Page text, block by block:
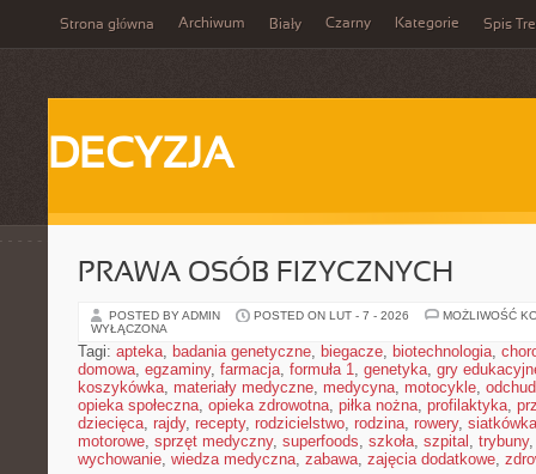
Strona główna Archiwum Biały Czarny Kategorie Spis
DECYZJA
PRAWA OSÓB FIZYCZNYCH
POSTED BY ADMIN POSTED ON LUT - 7 - 2026
MOŻLIWOŚĆ
WYŁĄCZONA
Tagi: apteka, badania genetyczne, biegacze, biotechnologia,
domowa, egzaminy, farmacja, formuła 1, genetyka, gry
koszykówka, materiały medyczne, medycyna, motocykle,
opieka społeczna, opieka zdrowotna, piłka nożna, profilaktyka,
dziecięca, rajdy, recepty, rodzicielstwo, rodzina, rowery, siatkówka
motorowe, sprzęt medyczny, superfoods, szkoła, szpital , trybuny
wychowanie, wiedza medyczna, zabawa, zajęcia dodatkowe,